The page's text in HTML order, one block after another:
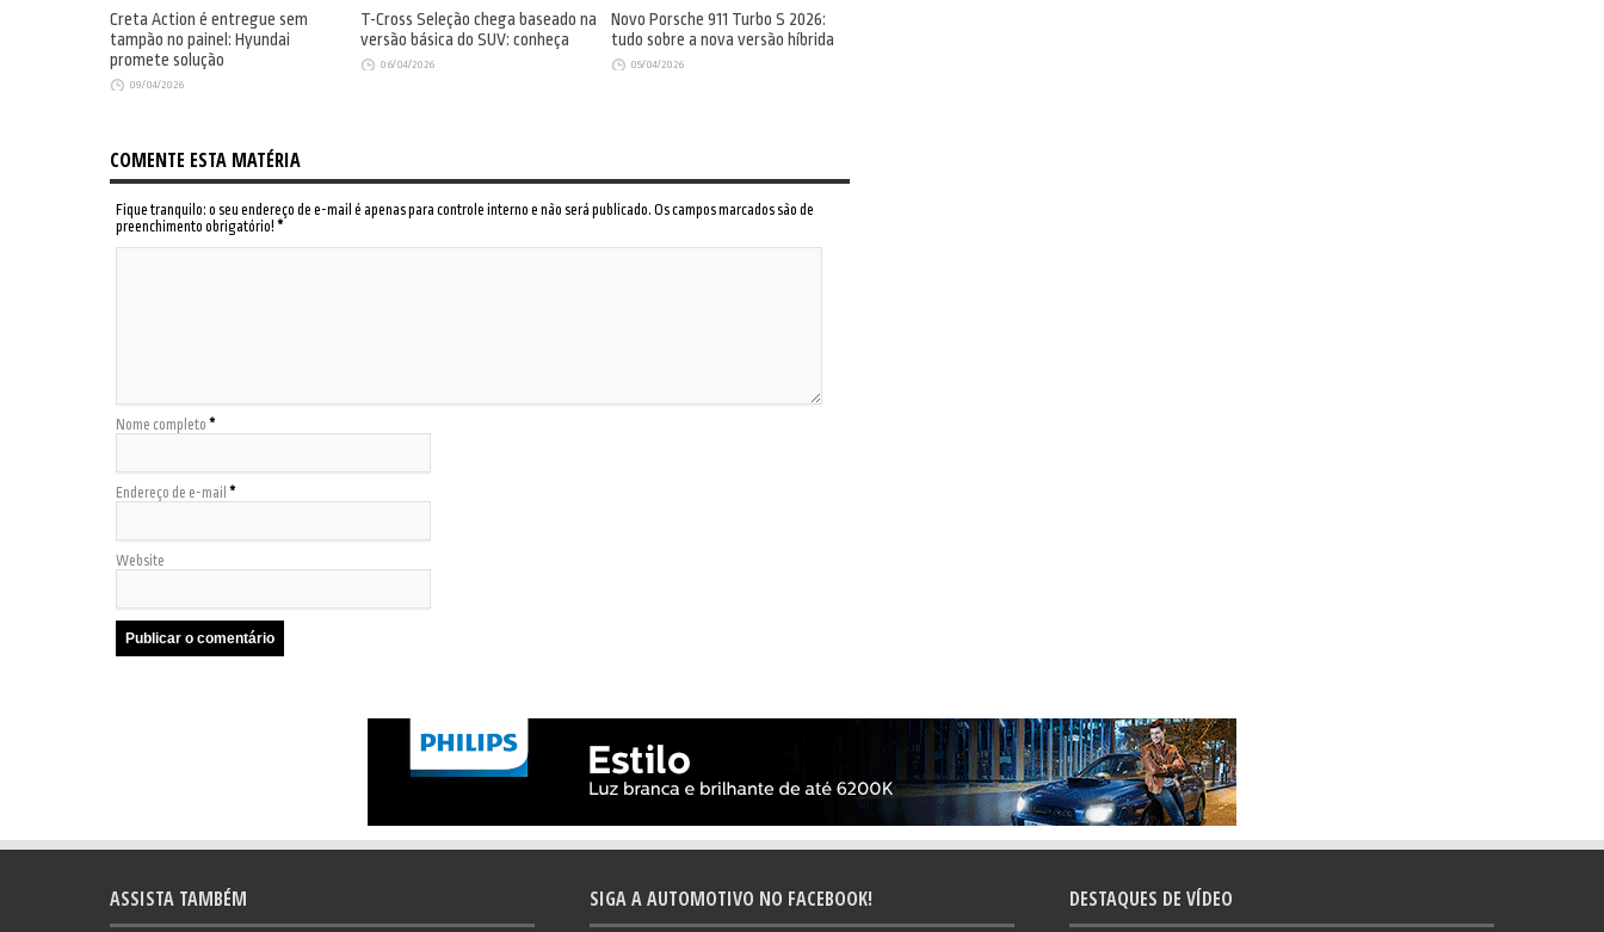
Creta Action é entregue sem
tampão no painel: Hyundai
promete solução
09/04/2026
T-Cross Seleção chega baseado na
versão básica do SUV: conheça
06/04/2026
Novo Porsche 911 Turbo S 2026:
tudo sobre a nova versão híbrida
05/04/2026
COMENTE ESTA MATÉRIA
Fique tranquilo: o seu endereço de e-mail é apenas para controle interno e não será publicado. Os campos marcados são de
preenchimento obrigatório! *
Nome completo *
Endereço de e-mail *
Website
ASSISTA TAMBÉM SIGA A AUTOMOTIVO NO FACEBOOK! DESTAQUES DE VÍDEO